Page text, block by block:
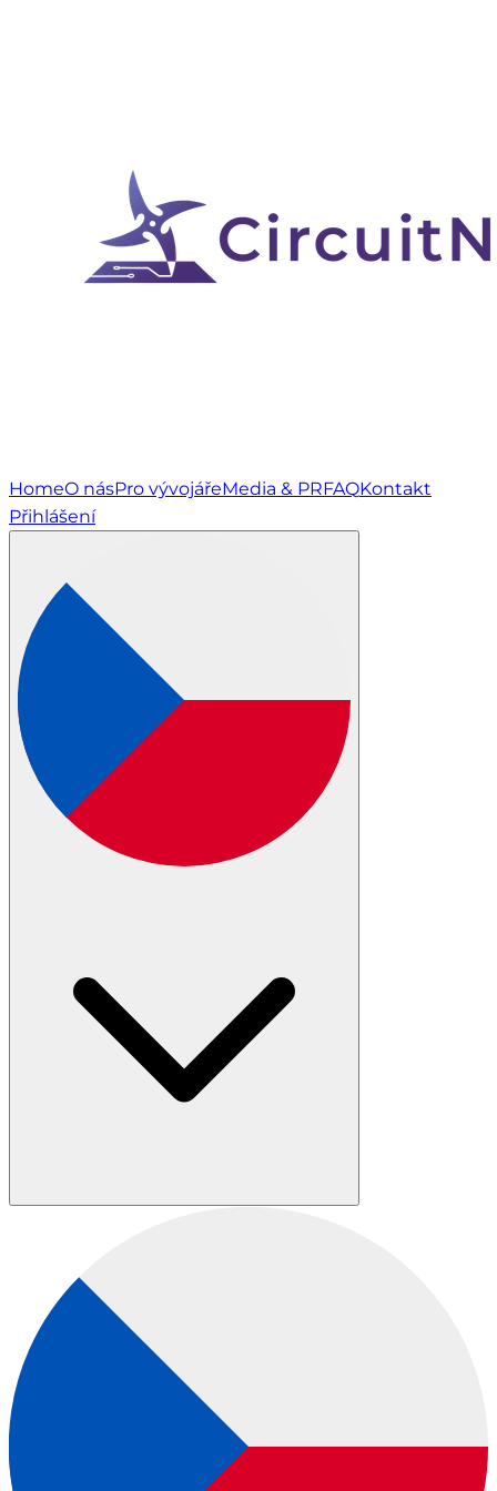
HomeO násPro vývojářeMedia & PRFAQKontakt
Přihlášení